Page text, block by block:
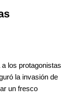
los protagonistas
la invasión de
un fresco